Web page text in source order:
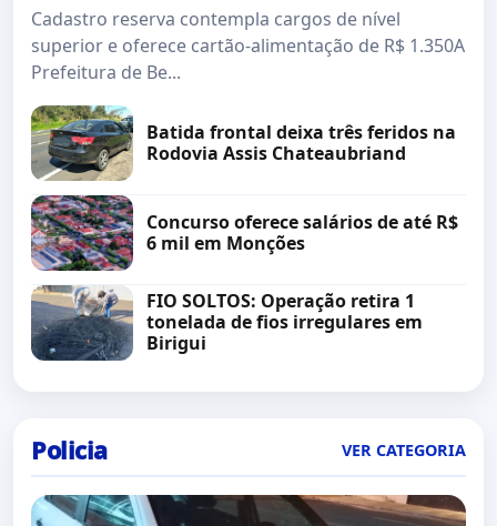
Cadastro reserva contempla cargos de nível
superior e oferece cartão-alimentação de R$ 1.350A
Prefeitura de Be...
Batida frontal deixa três feridos na
Rodovia Assis Chateaubriand
Concurso oferece salários de até R$
6 mil em Monções
FIO SOLTOS: Operação retira 1
tonelada de fios irregulares em
Birigui
Policia VER CATEGORIA